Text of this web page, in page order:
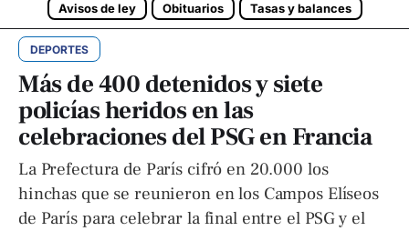
Avisos de ley Obituarios Tasas y balances
DEPORTES
Más de 400 detenidos y siete
policías heridos en las
celebraciones del PSG en Francia
La Prefectura de París cifró en 20.000 los
hinchas que se reunieron en los Campos Elíseos
de París para celebrar la final entre el PSG y el